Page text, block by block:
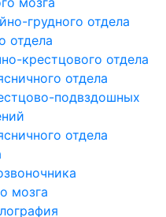
грудного отдела
отдела
крестцового отдела
отдела
подвздошных
отдела
мозга